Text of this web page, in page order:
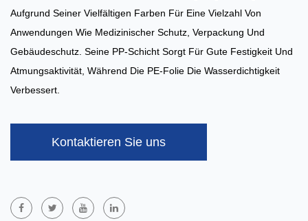
Aufgrund Seiner Vielfältigen Farben Für Eine Vielzahl Von
Anwendungen Wie Medizinischer Schutz, Verpackung Und
Gebäudeschutz. Seine PP-Schicht Sorgt Für Gute Festigkeit Und
Atmungsaktivität, Während Die PE-Folie Die Wasserdichtigkeit
Verbessert.
Kontaktieren Sie uns